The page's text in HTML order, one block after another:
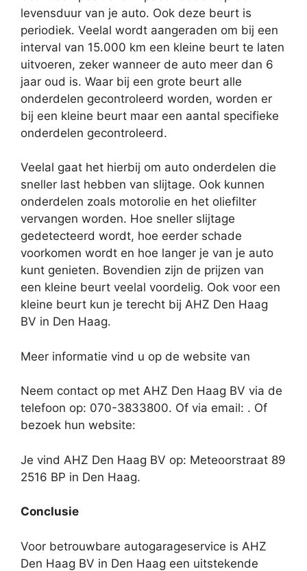
levensduur van je auto. Ook deze beurt is
periodiek. Veelal wordt aangeraden om bij een
interval van 15.000 km een kleine beurt te laten
uitvoeren, zeker wanneer de auto meer dan 6
jaar oud is. Waar bij een grote beurt alle
onderdelen gecontroleerd worden, worden er
bij een kleine beurt maar een aantal specifieke
onderdelen gecontroleerd.
Veelal gaat het hierbij om auto onderdelen die
sneller last hebben van slijtage. Ook kunnen
onderdelen zoals motorolie en het oliefilter
vervangen worden. Hoe sneller slijtage
gedetecteerd wordt, hoe eerder schade
voorkomen wordt en hoe langer je van je auto
kunt genieten. Bovendien zijn de prijzen van
een kleine beurt veelal voordelig. Ook voor een
kleine beurt kun je terecht bij AHZ Den Haag
BV in Den Haag.
Meer informatie vind u op de website van
Neem contact op met AHZ Den Haag BV via de
telefoon op: 070-3833800. Of via email: . Of
bezoek hun website:
Je vind AHZ Den Haag BV op: Meteoorstraat 89
2516 BP in Den Haag.
Conclusie
Voor betrouwbare autogarageservice is AHZ
Den Haag BV in Den Haag een uitstekende